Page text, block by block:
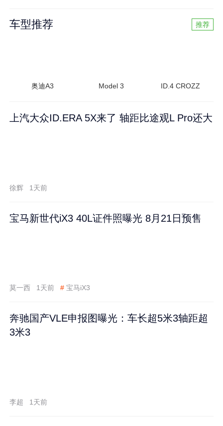
车型推荐 推荐
奥迪A3 Model 3 ID.4 CROZZ
上汽大众ID.ERA 5X来了 轴距比途观L Pro还大
徐辉 1天前
宝马新世代iX3 40L证件照曝光 8月21日预售
莫一西 1天前 # 宝马iX3
奔驰国产VLE申报图曝光：车长超5米3轴距超
3米3
李超 1天前